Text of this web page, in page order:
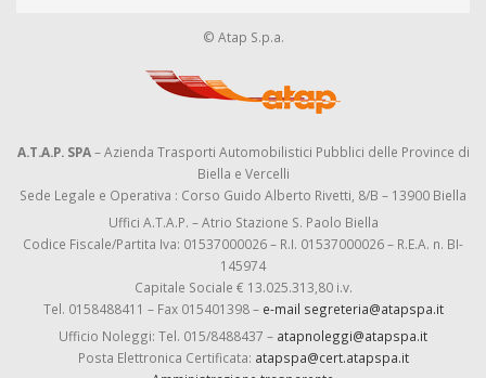
© Atap S.p.a.
A.T.A.P. SPA– Azienda Trasporti Automobilistici Pubblici delle Province di
Biella e Vercelli
Sede Legale e Operativa : Corso Guido Alberto Rivetti, 8/B – 13900 Biella
Uffici A.T.A.P. – Atrio Stazione S. Paolo Biella
Codice Fiscale/Partita Iva: 01537000026 – R.I. 01537000026 – R.E.A. n. BI-
145974
Capitale Sociale € 13.025.313,80 i.v.
Tel. 0158488411 – Fax 015401398 – e-mail segreteria@atapspa.it
Ufficio Noleggi: Tel. 015/8488437 – atapnoleggi@atapspa.it
Posta Elettronica Certificata: atapspa@cert.atapspa.it